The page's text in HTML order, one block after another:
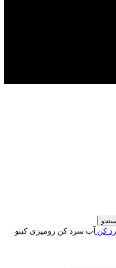
کن آب سرد کن رومیزی کینو